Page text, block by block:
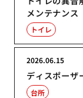
メンテナンス
トイレ
ディスポーザ
2026.06.15
台所